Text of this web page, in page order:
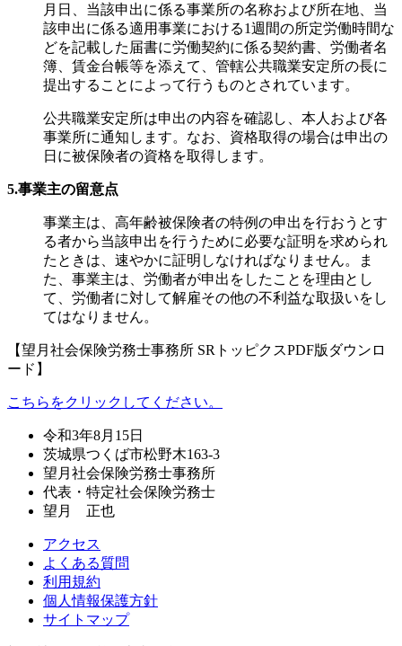
月日、当該申出に係る事業所の名称および所在地、当
該申出に係る適用事業における1週間の所定労働時間な
どを記載した届書に労働契約に係る契約書、労働者名
簿、賃金台帳等を添えて、管轄公共職業安定所の長に
提出することによって行うものとされています。
公共職業安定所は申出の内容を確認し、本人および各
事業所に通知します。なお、資格取得の場合は申出の
日に被保険者の資格を取得します。
5.事業主の留意点
事業主は、高年齢被保険者の特例の申出を行おうとす
る者から当該申出を行うために必要な証明を求められ
たときは、速やかに証明しなければなりません。
ま
た、事業主は、労働者が申出をしたことを理由とし
て、労働者に対して解雇その他の不利益な取扱いをし
てはなりません。
【望月社会保険労務士事務所 SRトッピクスPDF版ダウンロ
ード】
こちらをクリックしてください。
令和3年8月15日
茨城県つくば市松野木163-3
望月社会保険労務士事務所
代表・特定社会保険労務士
望月 正也
アクセス
よくある質問
利用規約
個人情報保護方針
サイトマップ